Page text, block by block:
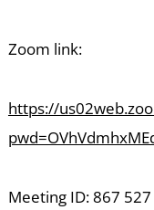
Zoom link:
https://
Meeting ID: 867